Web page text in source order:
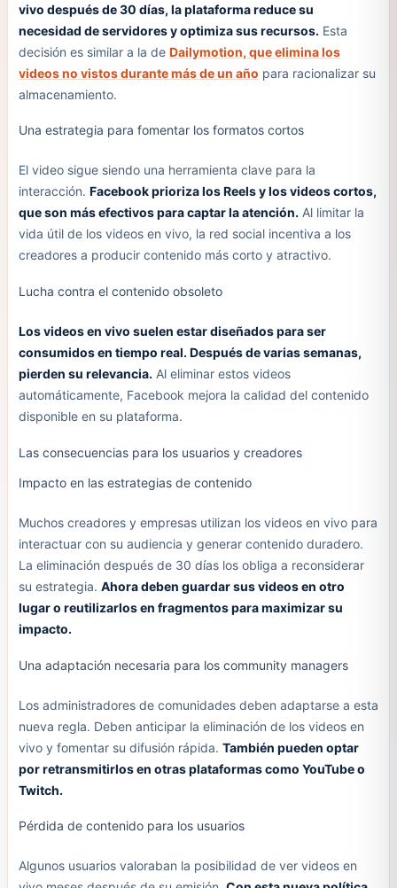
vivo después de 30 días, la plataforma reduce su
necesidad de servidores y optimiza sus recursos. Esta
decisión es similar a la de Dailymotion, que elimina los
videos no vistos durante más de un año para racionalizar su
almacenamiento.
Una estrategia para fomentar los formatos cortos
El video sigue siendo una herramienta clave para la
interacción. Facebook prioriza los Reels y los videos cortos,
que son más efectivos para captar la atención. Al limitar la
vida útil de los videos en vivo, la red social incentiva a los
creadores a producir contenido más corto y atractivo.
Lucha contra el contenido obsoleto
Los videos en vivo suelen estar diseñados para ser
consumidos en tiempo real. Después de varias semanas,
pierden su relevancia. Al eliminar estos videos
automáticamente, Facebook mejora la calidad del contenido
disponible en su plataforma.
Las consecuencias para los usuarios y creadores
Impacto en las estrategias de contenido
Muchos creadores y empresas utilizan los videos en vivo para
interactuar con su audiencia y generar contenido duradero.
La eliminación después de 30 días los obliga a reconsiderar
su estrategia. Ahora deben guardar sus videos en otro
lugar o reutilizarlos en fragmentos para maximizar su
impacto.
Una adaptación necesaria para los community managers
Los administradores de comunidades deben adaptarse a esta
nueva regla. Deben anticipar la eliminación de los videos en
vivo y fomentar su difusión rápida. También pueden optar
por retransmitirlos en otras plataformas como YouTube o
Twitch.
Pérdida de contenido para los usuarios
Algunos usuarios valoraban la posibilidad de ver videos en